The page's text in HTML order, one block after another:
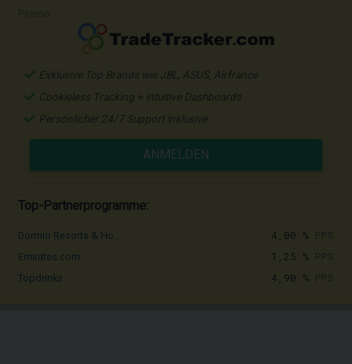
Exklusive Top Brands wie JBL, ASUS, Airfrance
Cookieless Tracking + intuitive Dashboards
Persönlicher 24/7 Support inklusive
ANMELDEN
Top-Partnerprogramme:
Dormio Resorts & Ho... 4,00 %
Emirates.com 1,25 %
Topdrinks 4,90 %